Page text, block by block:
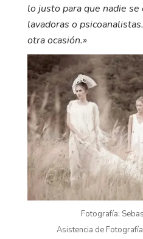
lo justo para que nadie se
lavadoras o
otra ocasión.»
Fotografía:
Asistencia de